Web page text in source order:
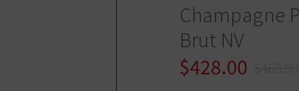
Champagne
Brut NV
$428.00